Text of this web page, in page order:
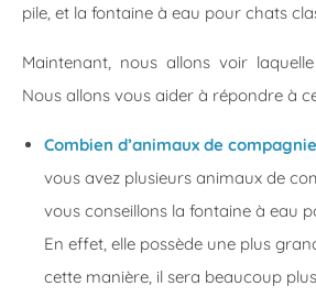
pile, et la fontaine à eau pour chats
Maintenant, nous allons voir
Nous allons vous aider à répondre à
Combien d’animaux de
vous avez plusieurs animaux de
vous conseillons la fontaine à eau
En effet, elle possède une plus
cette manière, il sera beaucoup